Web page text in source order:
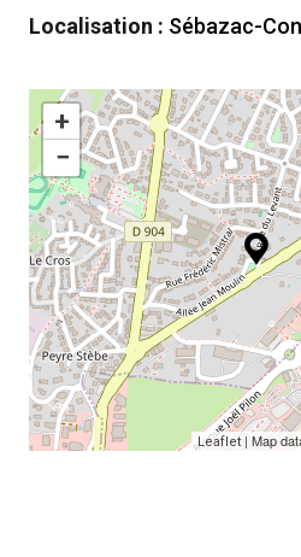
Localisation : Sébazac-
+
−
Leaflet| Map